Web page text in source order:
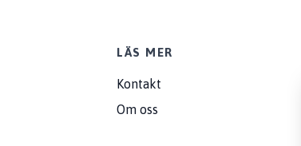
LÄS MER
Kontakt
Om oss